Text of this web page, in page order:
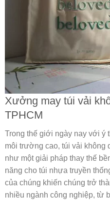
Xưởng may túi vải
TPHCM
Trong thế giới ngày nay với ý
môi trường cao, túi vải không
như một giải pháp thay thế
năng cho túi nhựa truyền
của chúng khiến chúng trở
nhiều ngành công nghiệp, từ